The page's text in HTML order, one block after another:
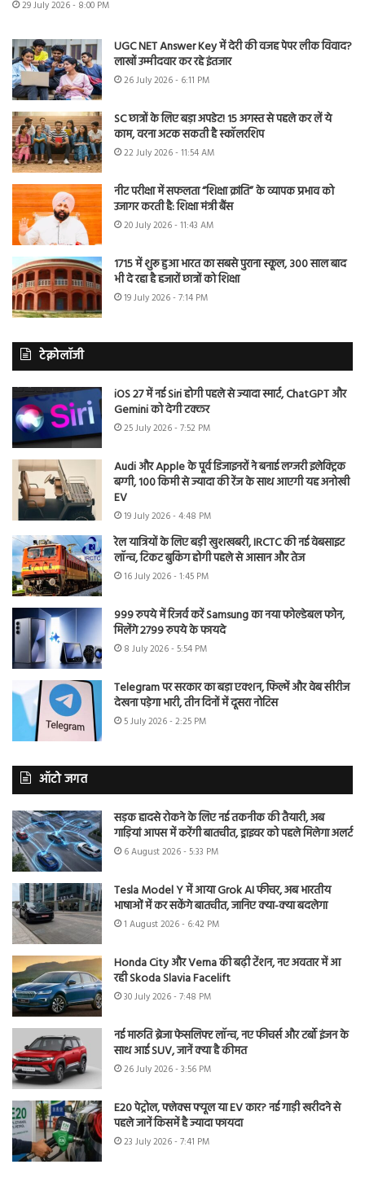
29 July 2026 - 8:00 PM
UGC NET Answer Key में देरी की वजह पेपर लीक विवाद?
लाखों उम्मीदवार कर रहे इंतजार
26 July 2026 - 6:11 PM
SC छात्रों के लिए बड़ा अपडेट! 15 अगस्त से पहले कर लें ये
काम, वरना अटक सकती है स्कॉलरशिप
22 July 2026 - 11:54 AM
नीट परीक्षा में सफलता “शिक्षा क्रांति” के व्यापक प्रभाव को
उजागर करती है: शिक्षा मंत्री बैंस
20 July 2026 - 11:43 AM
1715 में शुरू हुआ भारत का सबसे पुराना स्कूल, 300 साल बाद
भी दे रहा है हजारों छात्रों को शिक्षा
19 July 2026 - 7:14 PM
टेक्नोलॉजी
iOS 27 में नई Siri होगी पहले से ज्यादा स्मार्ट, ChatGPT और
Gemini को देगी टक्कर
25 July 2026 - 7:52 PM
Audi और Apple के पूर्व डिजाइनरों ने बनाई लग्जरी इलेक्ट्रिक
बग्गी, 100 किमी से ज्यादा की रेंज के साथ आएगी यह अनोखी
EV
19 July 2026 - 4:48 PM
रेल यात्रियों के लिए बड़ी खुशखबरी, IRCTC की नई वेबसाइट
लॉन्च, टिकट बुकिंग होगी पहले से आसान और तेज
16 July 2026 - 1:45 PM
999 रुपये में रिजर्व करें Samsung का नया फोल्डेबल फोन,
मिलेंगे 2799 रुपये के फायदे
8 July 2026 - 5:54 PM
Telegram पर सरकार का बड़ा एक्शन, फिल्में और वेब सीरीज
देखना पड़ेगा भारी, तीन दिनों में दूसरा नोटिस
5 July 2026 - 2:25 PM
ऑटो जगत
सड़क हादसे रोकने के लिए नई तकनीक की तैयारी, अब
गाड़ियां आपस में करेंगी बातचीत, ड्राइवर को पहले मिलेगा अलर्ट
6 August 2026 - 5:33 PM
Tesla Model Y में आया Grok AI फीचर, अब भारतीय
भाषाओं में कर सकेंगे बातचीत, जानिए क्या-क्या बदलेगा
1 August 2026 - 6:42 PM
Honda City और Verna की बढ़ी टेंशन, नए अवतार में आ
रही Skoda Slavia Facelift
30 July 2026 - 7:48 PM
नई मारुति ब्रेजा फेसलिफ्ट लॉन्च, नए फीचर्स और टर्बो इंजन के
साथ आई SUV, जानें क्या है कीमत
26 July 2026 - 3:56 PM
E20 पेट्रोल, फ्लेक्स फ्यूल या EV कार? नई गाड़ी खरीदने से
पहले जानें किसमें है ज्यादा फायदा
23 July 2026 - 7:41 PM